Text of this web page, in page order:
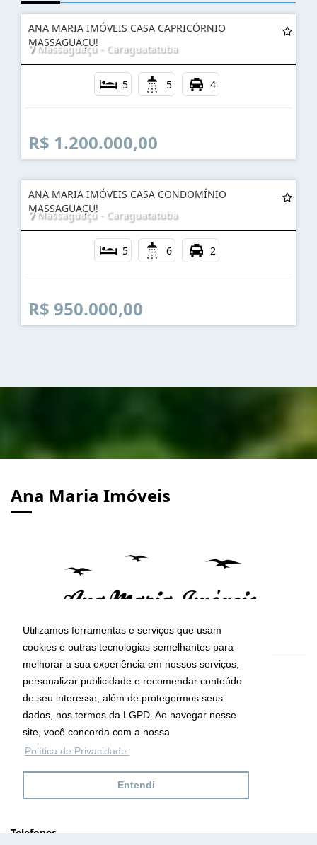
Utilizamos ferramentas e serviços que usam
cookies e outras tecnologias semelhantes para
melhorar a sua experiência em nossos serviços,
personalizar publicidade e recomendar conteúdo
de seu interesse, além de protegermos seus
dados, nos termos da LGPD. Ao navegar nesse
site, você concorda com a nossa
Política de Privacidade.
Entendi
ANA MARIA IMÓVEIS CASA CAPRICÓRNIO
MASSAGUAÇU!
Massaguaçú - Caraguatatuba
5 5 4
R$ 1.200.000,00
ANA MARIA IMÓVEIS CASA CONDOMÍNIO
MASSAGUAÇU!
Massaguaçú - Caraguatatuba
5 6 2
R$ 950.000,00
Ana Maria Imóveis
CRECI: 29755-J
Informações de Contato
Ana Maria Imóveis
Av. Maria de Lourdes da Silva Kfouri, Nº7
CEP: 11667-000
Telefones